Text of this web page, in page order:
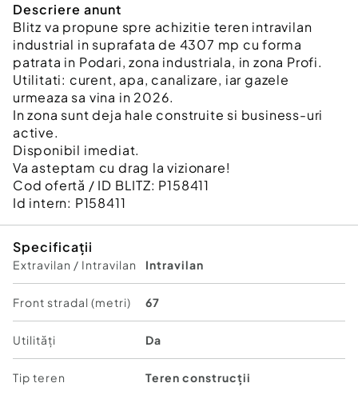
Descriere anunt
Blitz va propune spre achizitie teren intravilan
industrial in suprafata de 4307 mp cu forma
patrata in Podari, zona industriala, in zona Profi.
Utilitati: curent, apa, canalizare, iar gazele
urmeaza sa vina in 2026.
In zona sunt deja hale construite si business-uri
active.
Disponibil imediat.
Va asteptam cu drag la vizionare!
Cod ofertă / ID BLITZ: P158411
Id intern: P158411
Specificații
Extravilan / Intravilan Intravilan
Front stradal (metri) 67
Utilități Da
Tip teren Teren construcții